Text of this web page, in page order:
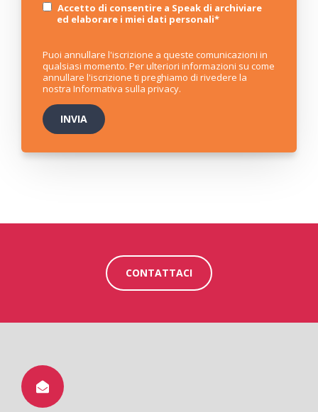
Accetto di consentire a Speak di archiviare
ed elaborare i miei dati personali*
Puoi annullare l'iscrizione a queste comunicazioni in
qualsiasi momento. Per ulteriori informazioni su come
annullare l'iscrizione ti preghiamo di rivedere la
nostra Informativa sulla privacy.
CONTATTACI